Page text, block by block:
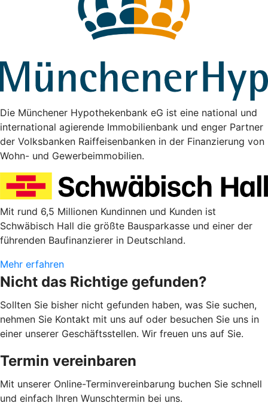
Die Münchener Hypothekenbank eG ist eine national und
international agierende Immobilienbank und enger Partner
der Volksbanken Raiffeisenbanken in der Finanzierung von
Wohn- und Gewerbeimmobilien.
Mit rund 6,5 Millionen Kundinnen und Kunden ist
Schwäbisch Hall die größte Bausparkasse und einer der
führenden Baufinanzierer in Deutschland.
Mehr erfahren
Nicht das Richtige gefunden?
Sollten Sie bisher nicht gefunden haben, was Sie suchen,
nehmen Sie Kontakt mit uns auf oder besuchen Sie uns in
einer unserer Geschäftsstellen. Wir freuen uns auf Sie.
Termin vereinbaren
Mit unserer Online-Terminvereinbarung buchen Sie schnell
und einfach Ihren Wunschtermin bei uns.